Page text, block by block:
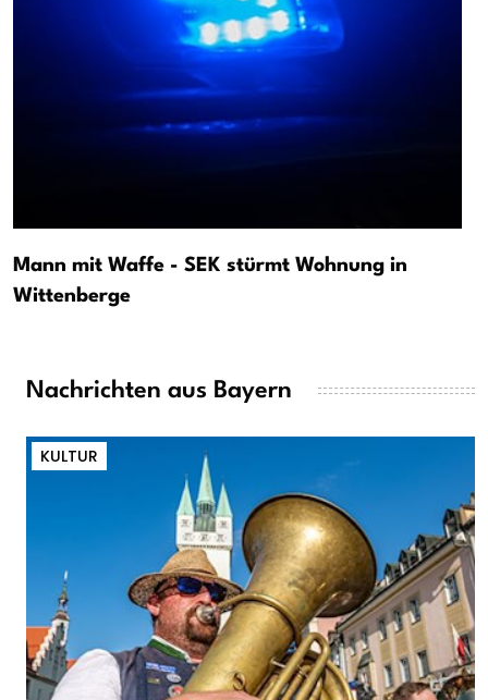
Mann mit Waffe - SEK stürmt Wohnung in
Wittenberge
Nachrichten aus Bayern
KULTUR